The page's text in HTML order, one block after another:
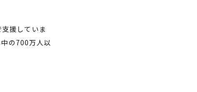
援していま
の700万人以